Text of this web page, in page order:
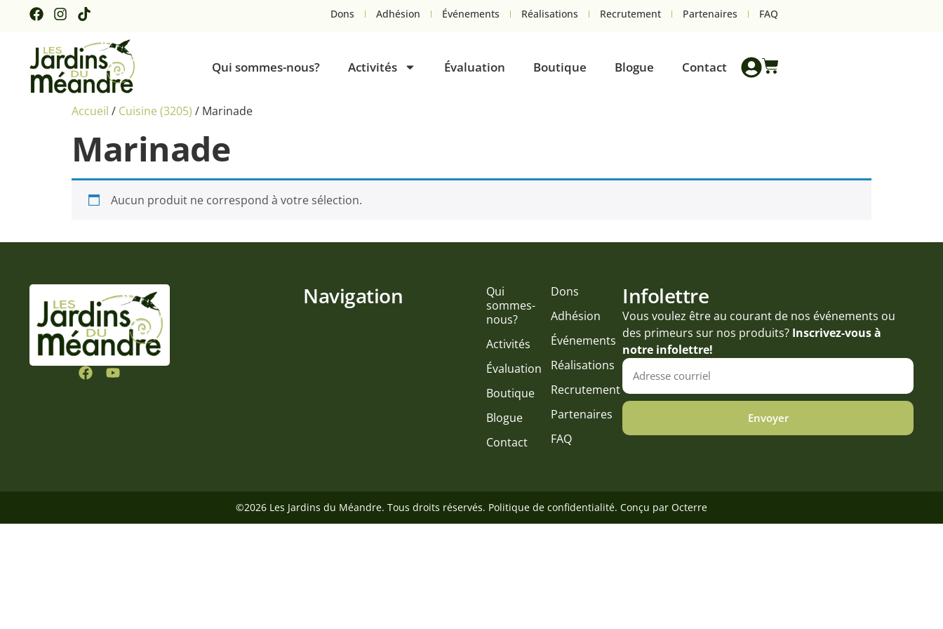
Dons Adhésion Événements Réalisations Recrutement Partenaires FAQ
Qui sommes-nous? Activités Évaluation Boutique Blogue Contact
Accueil / Cuisine (3205) / Marinade
Marinade
Aucun produit ne correspond à votre sélection.
Navigation
Qui
sommes-
nous?
Activités
Évaluation
Boutique
Blogue
Contact
Dons
Adhésion
Événements
Réalisations
Recrutement
Partenaires
FAQ
Infolettre
Vous voulez être au courant de nos événements ou
des primeurs sur nos produits? Inscrivez-vous à
notre infolettre!
Envoyer
©2026 Les Jardins du Méandre. Tous droits réservés. Politique de confidentialité. Conçu par Octerre